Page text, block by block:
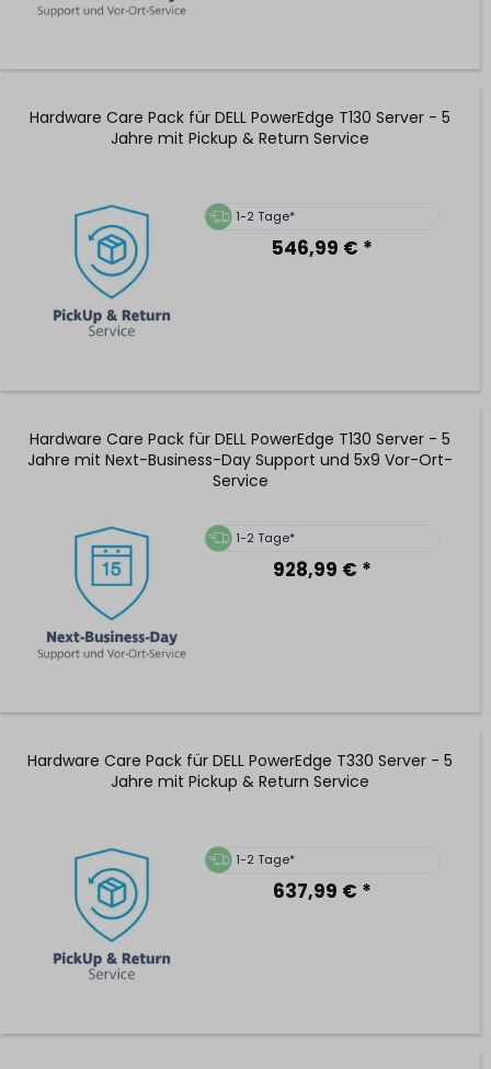
Hardware Care Pack für DELL PowerEdge T130 Server - 5
Jahre mit Pickup & Return Service
1-2 Tage*
546,99 € *
Hardware Care Pack für DELL PowerEdge T130 Server - 5
Jahre mit Next-Business-Day Support und 5x9 Vor-Ort-
Service
1-2 Tage*
928,99 € *
Hardware Care Pack für DELL PowerEdge T330 Server - 5
Jahre mit Pickup & Return Service
1-2 Tage*
637,99 € *